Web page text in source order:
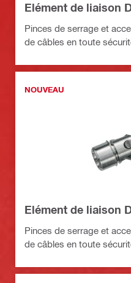
Elément de liaison
Pinces de serrage et
de câbles en toute
NOUVEAU
Elément de liaison
Pinces de serrage et
de câbles en toute